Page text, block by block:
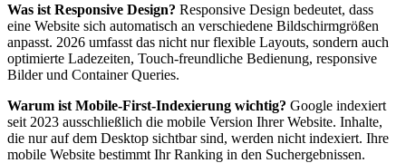
Was ist Responsive Design? Responsive Design bedeutet, dass
eine Website sich automatisch an verschiedene Bildschirmgrößen
anpasst. 2026 umfasst das nicht nur flexible Layouts, sondern auch
optimierte Ladezeiten, Touch-freundliche Bedienung, responsive
Bilder und Container Queries.
Warum ist Mobile-First-Indexierung wichtig? Google indexiert
seit 2023 ausschließlich die mobile Version Ihrer Website. Inhalte,
die nur auf dem Desktop sichtbar sind, werden nicht indexiert. Ihre
mobile Website bestimmt Ihr Ranking in den Suchergebnissen.